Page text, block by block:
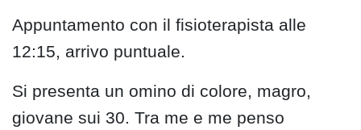
Appuntamento con il fisioterapista alle
12:15, arrivo puntuale.
Si presenta un omino di colore, magro,
giovane sui 30. Tra me e me penso